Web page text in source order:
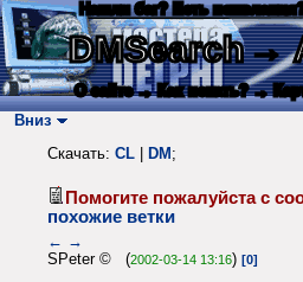
Нашли баг? Есть
DMSearch→
О сайте → Как искать? →
Вниз
Скачать: CL DM ;
Помогите пожалуйста с
похожие ветки
← →
SPeter © (2002-03-14 13:16) [0]